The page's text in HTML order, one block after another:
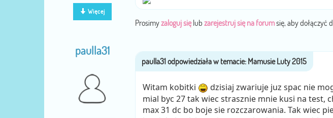
Więcej
Prosimyzaloguj sięlub zarejestruj się na forumsię, aby dołączyć
paulla31
Witam kobitki
dzisiaj zwariuje juz spac nie
mial byc 27 tak wiec strasznie mnie kusi na test,
max 31 dc bo boje sie rozczarowania. Tak wiec